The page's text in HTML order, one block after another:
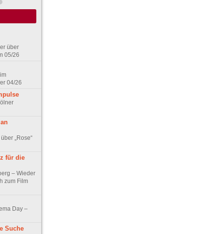
über
05/26
04/26
„Rose“
für die
– Wieder
zum Film
Day –
Suche